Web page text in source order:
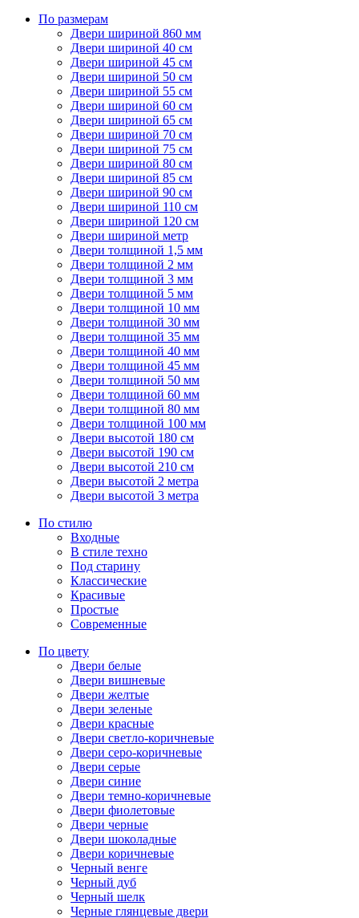
По размерам
Двери шириной 860 мм
Двери шириной 40 см
Двери шириной 45 см
Двери шириной 50 см
Двери шириной 55 см
Двери шириной 60 см
Двери шириной 65 см
Двери шириной 70 см
Двери шириной 75 см
Двери шириной 80 см
Двери шириной 85 см
Двери шириной 90 см
Двери шириной 110 см
Двери шириной 120 см
Двери шириной метр
Двери толщиной 1,5 мм
Двери толщиной 2 мм
Двери толщиной 3 мм
Двери толщиной 5 мм
Двери толщиной 10 мм
Двери толщиной 30 мм
Двери толщиной 35 мм
Двери толщиной 40 мм
Двери толщиной 45 мм
Двери толщиной 50 мм
Двери толщиной 60 мм
Двери толщиной 80 мм
Двери толщиной 100 мм
Двери высотой 180 см
Двери высотой 190 см
Двери высотой 210 см
Двери высотой 2 метра
Двери высотой 3 метра
По стилю
Входные
В стиле техно
Под старину
Классические
Красивые
Простые
Современные
По цвету
Двери белые
Двери вишневые
Двери желтые
Двери зеленые
Двери красные
Двери светло-коричневые
Двери серо-коричневые
Двери серые
Двери синие
Двери темно-коричневые
Двери фиолетовые
Двери черные
Двери шоколадные
Двери коричневые
Черный венге
Черный дуб
Черный шелк
Черные глянцевые двери